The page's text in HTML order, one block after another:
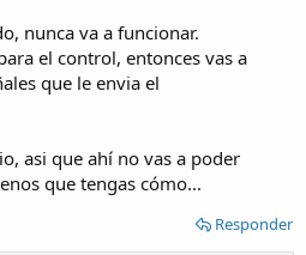
nunca va a funcionar.
el control, entonces vas a
que le envia el
asi que ahí no vas a poder
que tengas cómo...
Responder